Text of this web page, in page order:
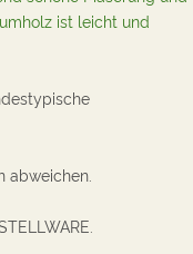
ist leicht und
abweichen.